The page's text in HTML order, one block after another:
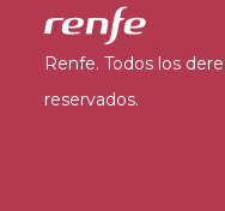
Renfe. Todos los
reservados.